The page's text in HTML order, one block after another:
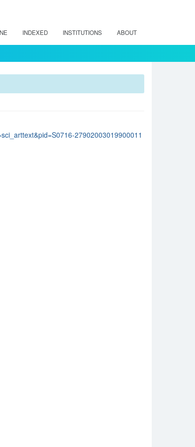
INDEXED INSTITUTIONS ABOUT
27902003019900011